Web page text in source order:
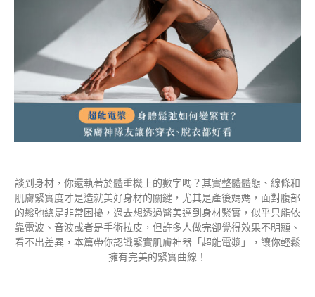
談到身材，你還執著於體重機上的數字嗎？其實整體體態、線條和
肌膚緊實度才是造就美好身材的關鍵，尤其是產後媽媽，面對腹部
的鬆弛總是非常困擾，過去想透過醫美達到身材緊實，似乎只能依
靠電波、音波或者是手術拉皮，但許多人做完卻覺得效果不明顯、
看不出差異，本篇帶你認識緊實肌膚神器「超能電漿」，讓你輕鬆
擁有完美的緊實曲線！